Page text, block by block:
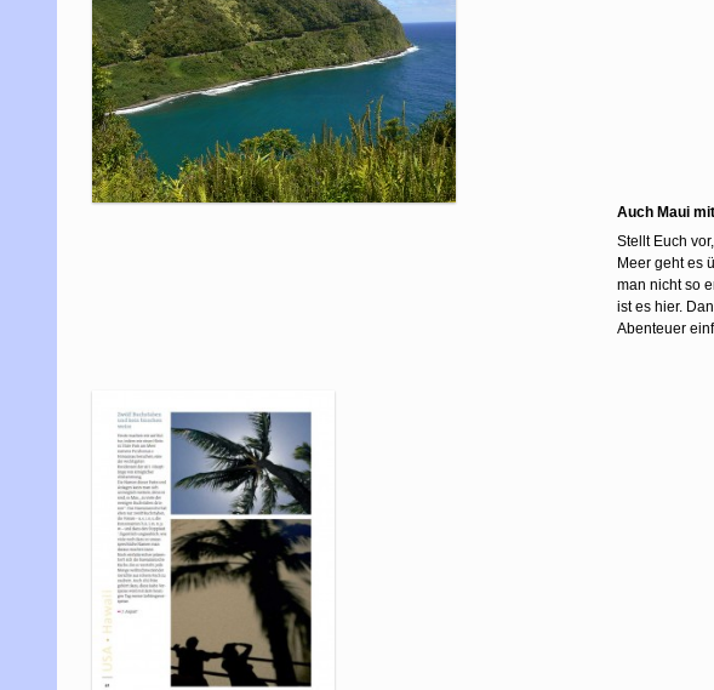
Auch Maui
Stellt Euch
Meer geht es
man nicht so
ist es hier.
Abenteuer